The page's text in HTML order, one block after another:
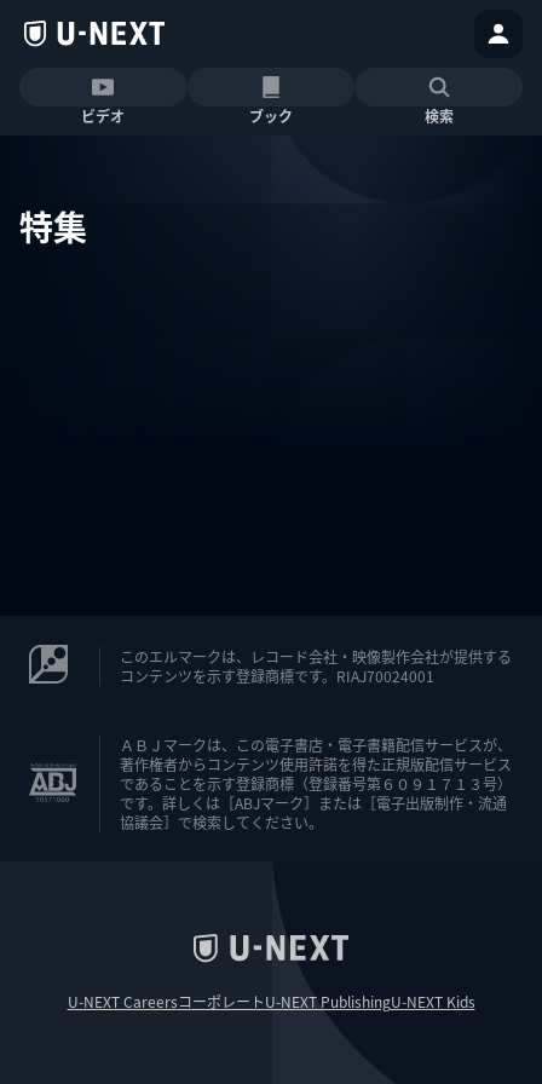
ビデオ ブック 検索
特集
このエルマークは、レコード会社・映像製作会社が提供する
コンテンツを示す登録商標です。RIAJ70024001
ＡＢＪマークは、この電子書店・電子書籍配信サービスが、
著作権者からコンテンツ使用許諾を得た正規版配信サービス
であることを示す登録商標（登録番号第６０９１７１３号）
です。詳しくは［ABJマーク］または［電子出版制作・流通
協議会］で検索してください。
U-NEXT CareersコーポレートU-NEXT PublishingU-NEXT Kids